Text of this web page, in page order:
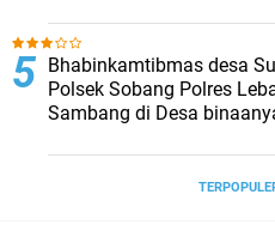
Bhabinkamtibmas desa
Polsek Sobang Polres
Sambang di Desa